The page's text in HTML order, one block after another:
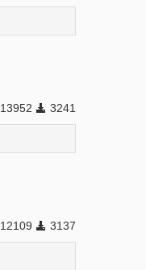
13952 3241
12109 3137